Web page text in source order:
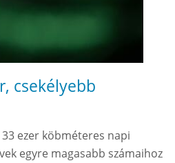
csekélyebb
ezer köbméteres napi
egyre magasabb számaihoz